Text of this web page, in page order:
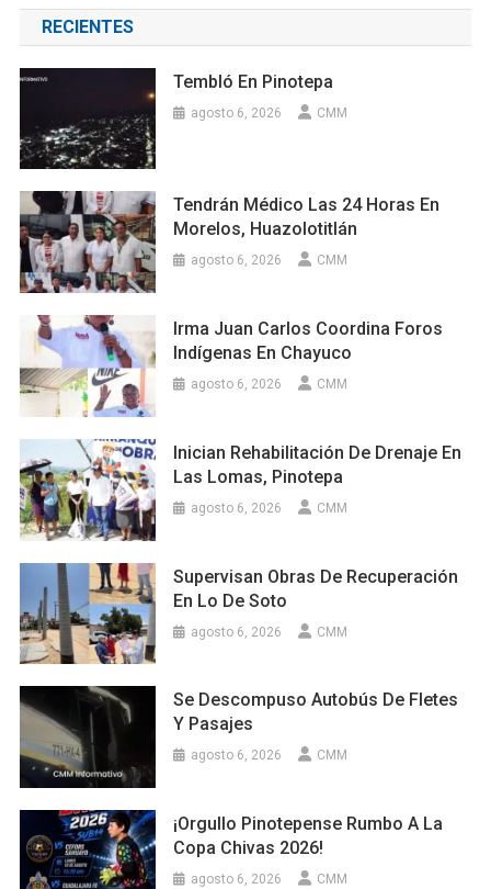
RECIENTES
Tembló En Pinotepa
agosto 6, 2026 CMM
Tendrán Médico Las 24 Horas En
Morelos, Huazolotitlán
agosto 6, 2026 CMM
Irma Juan Carlos Coordina Foros
Indígenas En Chayuco
agosto 6, 2026 CMM
Inician Rehabilitación De Drenaje En
Las Lomas, Pinotepa
agosto 6, 2026 CMM
Supervisan Obras De Recuperación
En Lo De Soto
agosto 6, 2026 CMM
Se Descompuso Autobús De Fletes
Y Pasajes
agosto 6, 2026 CMM
¡Orgullo Pinotepense Rumbo A La
Copa Chivas 2026!
agosto 6, 2026 CMM